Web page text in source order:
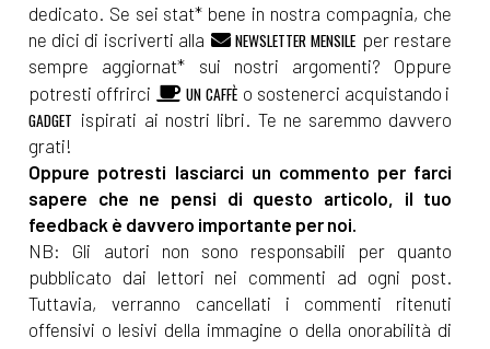
dedicato. Se sei stat* bene in nostra compagnia, che
ne dici di iscriverti alla
NEWSLETTER MENSILE per restare
sempre aggiornat* sui nostri argomenti? Oppure
potresti offrirci
UN CAFFÈ o sostenerci acquistando i
GADGET ispirati ai nostri libri. Te ne saremmo davvero
grati!
Oppure potresti lasciarci un commento per farci
sapere che ne pensi di questo articolo, il tuo
feedback è davvero importante per noi.
NB: Gli autori non sono responsabili per quanto
pubblicato dai lettori nei commenti ad ogni post.
Tuttavia, verranno cancellati i commenti ritenuti
offensivi o lesivi della immagine o della onorabilità di